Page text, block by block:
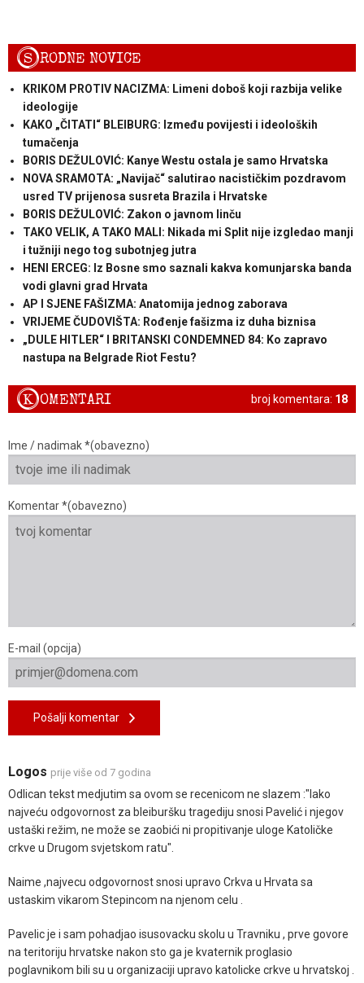
SRODNE NOVICE
KRIKOM PROTIV NACIZMA: Limeni doboš koji razbija velike
ideologije
KAKO „ČITATI“ BLEIBURG: Između povijesti i ideoloških
tumačenja
BORIS DEŽULOVIĆ: Kanye Westu ostala je samo Hrvatska
NOVA SRAMOTA: „Navijač“ salutirao nacističkim pozdravom
usred TV prijenosa susreta Brazila i Hrvatske
BORIS DEŽULOVIĆ: Zakon o javnom linču
TAKO VELIK, A TAKO MALI: Nikada mi Split nije izgledao manji
i tužniji nego tog subotnjeg jutra
HENI ERCEG: Iz Bosne smo saznali kakva komunjarska banda
vodi glavni grad Hrvata
AP I SJENE FAŠIZMA: Anatomija jednog zaborava
VRIJEME ČUDOVIŠTA: Rođenje fašizma iz duha biznisa
„DULE HITLER“ I BRITANSKI CONDEMNED 84: Ko zapravo
nastupa na Belgrade Riot Festu?
broj komentara: 18
KOMENTARI
Ime / nadimak *(obavezno)
Komentar *(obavezno)
E-mail (opcija)
Pošalji komentar
Logos prije više od 7 godina
Odlican tekst medjutim sa ovom se recenicom ne slazem :"Iako
najveću odgovornost za bleiburšku tragediju snosi Pavelić i njegov
ustaški režim, ne može se zaobići ni propitivanje uloge Katoličke
crkve u Drugom svjetskom ratu".
Naime ,najvecu odgovornost snosi upravo Crkva u Hrvata sa
ustaskim vikarom Stepincom na njenom celu .
Pavelic je i sam pohadjao isusovacku skolu u Travniku , prve govore
na teritoriju hrvatske nakon sto ga je kvaternik proglasio
poglavnikom bili su u organizaciji upravo katolicke crkve u hrvatskoj .